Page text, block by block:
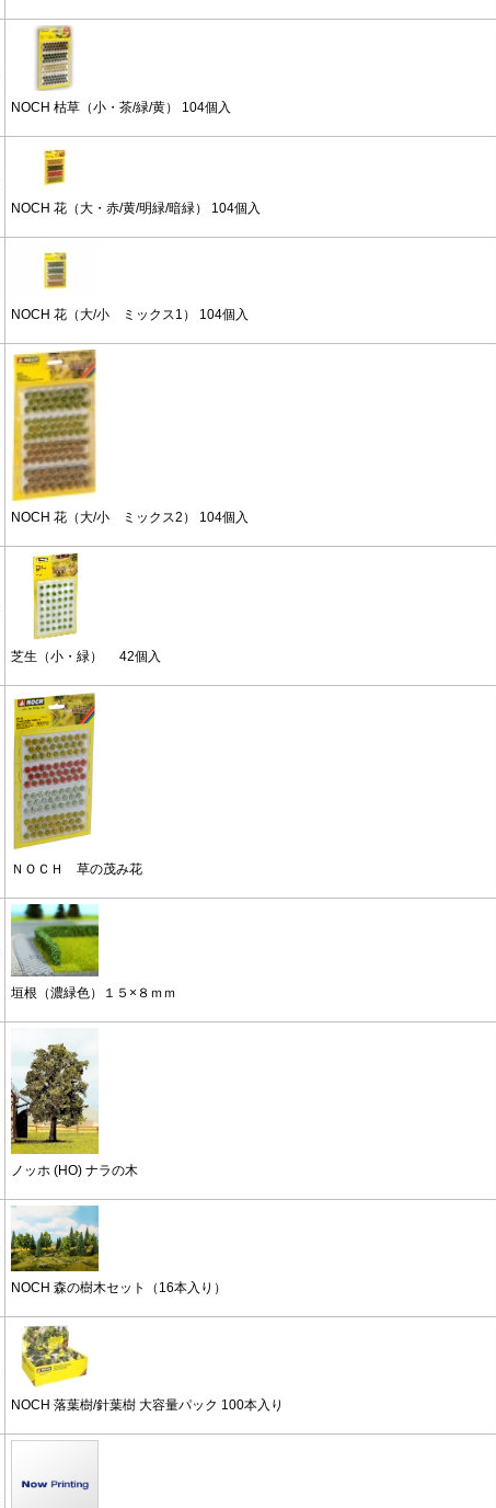
NOCH 枯草（小・茶/緑/黄） 104個入
NOCH 花（大・赤/黄/明緑/暗緑） 104個入
NOCH 花（大/小 ミックス1） 104個入
NOCH 花（大/小 ミックス2） 104個入
芝生（小・緑） 42個入
ＮＯＣＨ 草の茂み花
垣根（濃緑色）１５×８ｍｍ
ノッホ (HO) ナラの木
NOCH 森の樹木セット（16本入り）
NOCH 落葉樹/針葉樹 大容量パック 100本入り